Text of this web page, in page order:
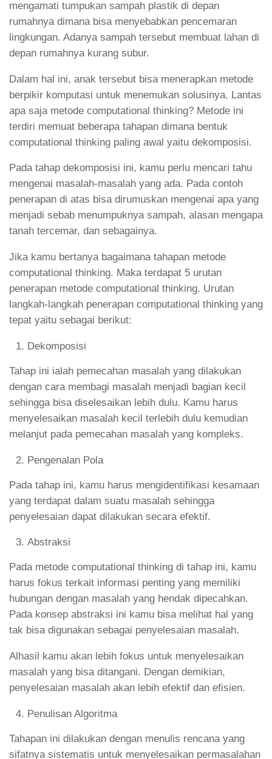
mengamati tumpukan sampah plastik di depan
rumahnya dimana bisa menyebabkan pencemaran
lingkungan. Adanya sampah tersebut membuat lahan di
depan rumahnya kurang subur.
Dalam hal ini, anak tersebut bisa menerapkan metode
berpikir komputasi untuk menemukan solusinya. Lantas
apa saja metode computational thinking? Metode ini
terdiri memuat beberapa tahapan dimana bentuk
computational thinking paling awal yaitu dekomposisi.
Pada tahap dekomposisi ini, kamu perlu mencari tahu
mengenai masalah-masalah yang ada. Pada contoh
penerapan di atas bisa dirumuskan mengenai apa yang
menjadi sebab menumpuknya sampah, alasan mengapa
tanah tercemar, dan sebagainya.
Jika kamu bertanya bagaimana tahapan metode
computational thinking. Maka terdapat 5 urutan
penerapan metode computational thinking. Urutan
langkah-langkah penerapan computational thinking yang
tepat yaitu sebagai berikut:
Dekomposisi
Tahap ini ialah pemecahan masalah yang dilakukan
dengan cara membagi masalah menjadi bagian kecil
sehingga bisa diselesaikan lebih dulu. Kamu harus
menyelesaikan masalah kecil terlebih dulu kemudian
melanjut pada pemecahan masalah yang kompleks.
Pengenalan Pola
Pada tahap ini, kamu harus mengidentifikasi kesamaan
yang terdapat dalam suatu masalah sehingga
penyelesaian dapat dilakukan secara efektif.
Abstraksi
Pada metode computational thinking di tahap ini, kamu
harus fokus terkait informasi penting yang memiliki
hubungan dengan masalah yang hendak dipecahkan.
Pada konsep abstraksi ini kamu bisa melihat hal yang
tak bisa digunakan sebagai penyelesaian masalah.
Alhasil kamu akan lebih fokus untuk menyelesaikan
masalah yang bisa ditangani. Dengan demikian,
penyelesaian masalah akan lebih efektif dan efisien.
Penulisan Algoritma
Tahapan ini dilakukan dengan menulis rencana yang
sifatnya sistematis untuk menyelesaikan permasalahan